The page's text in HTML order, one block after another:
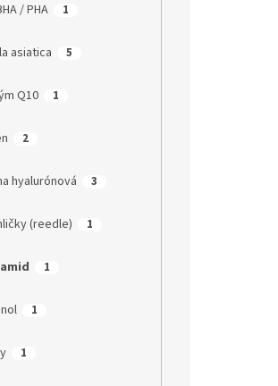
/ PHA 1
asiatica 5
Q10 1
2
hyalurónová 3
(reedle) 1
1
1
1